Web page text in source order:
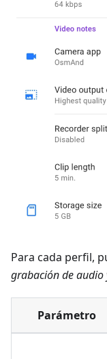
Para cada perfil,
grabación de audio
Parámetro